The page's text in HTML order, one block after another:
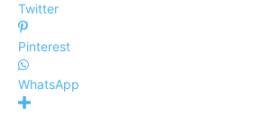
Twitter
Pinterest
WhatsApp